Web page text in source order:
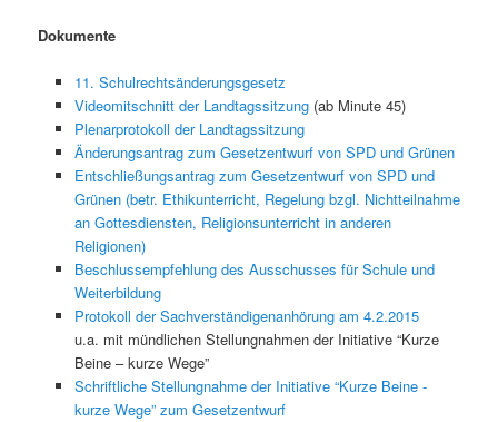
Dokumente
11. Schulrechtsänderungsgesetz
Videomitschnitt der Landtagssitzung(ab Minute 45)
Plenarprotokoll der Landtagssitzung
Änderungsantrag zum Gesetzentwurf von SPD und Grünen
Entschließungsantrag zum Gesetzentwurf von SPD und
Grünen(betr. Ethikunterricht, Regelung bzgl. Nichtteilnahme
an Gottesdiensten, Religionsunterricht in anderen
Religionen)
Beschlussempfehlung des Ausschusses für Schule und
Weiterbildung
Protokoll der Sachverständigenanhörung am 4.2.2015
u.a. mit mündlichen Stellungnahmen der Initiative “Kurze
Beine – kurze Wege”
Schriftliche Stellungnahme der Initiative “Kurze Beine -
kurze Wege” zum Gesetzentwurf